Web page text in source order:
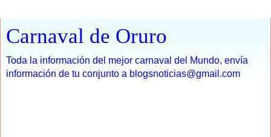
Carnaval de Oruro
Toda la información del mejor carnaval del Mundo, envía
información de tu conjunto a blogsnoticias@gmail.com